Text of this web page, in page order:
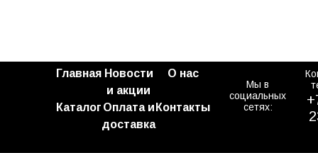
Главная
Каталог
Новости
и акции
Оплата и
доставка
О нас
Контакты
Мы в
социальных
сетях: